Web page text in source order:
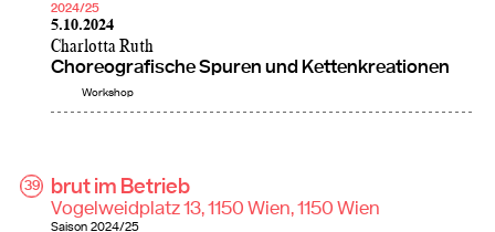
2024/25
5.10.2024
Charlotta Ruth
Choreografische Spuren und Kettenkreationen
Workshop
39 brut im Betrieb
Vogelweidplatz 13, 1150 Wien, 1150 Wien
Saison 2024/25